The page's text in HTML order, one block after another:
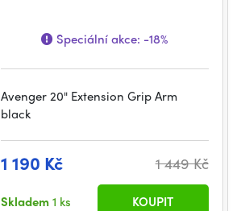
Speciální akce: -18%
Avenger 20" Extension Grip Arm
black
1 190 Kč 1 449 Kč
Skladem1 ks KOUPIT